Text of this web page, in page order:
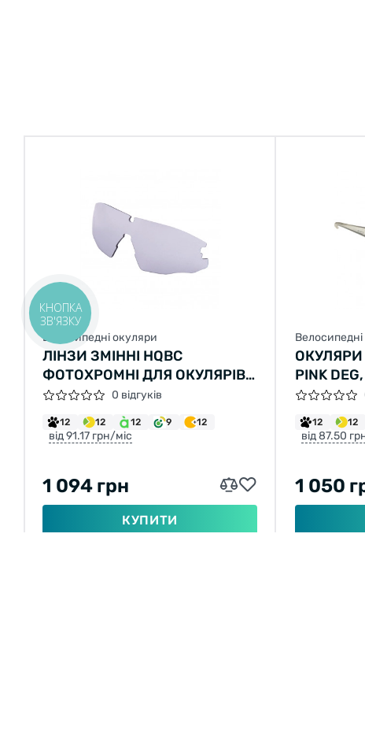
Велосипедні окуляри
ЛІНЗИ ЗМІННІ HQBC
ФОТОХРОМНІ ДЛЯ ОКУЛЯРІВ
QERT PLUS0 відгуків
12 12 12 9 12
від 91.17 грн/міс
1 094 грн
КУПИТИ
ОКУЛЯРИ
PINK
12 12
від 87.50
1 050
КНОПКА
ЗВ'ЯЗКУ